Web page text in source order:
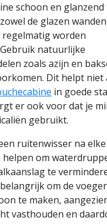
schoon en glanzend
de glazen
worden
natuurlijke
zoals azijn en
Dit helpt niet
in goede
er ook voor dat je
gebruikt.
ruitenwisser na elke
om
te
om de
te maken,
vasthouden en